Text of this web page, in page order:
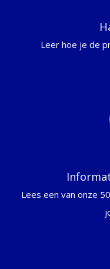
Leer hoe je de
Lees een van onze